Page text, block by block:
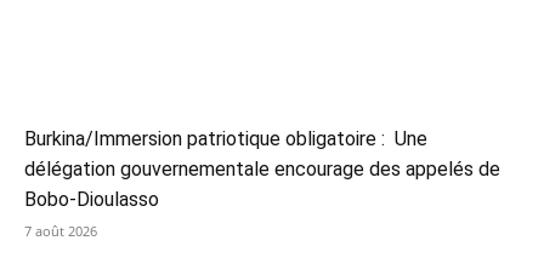
Burkina/Immersion patriotique obligatoire : Une
délégation gouvernementale encourage des appelés de
Bobo-Dioulasso
7 août 2026